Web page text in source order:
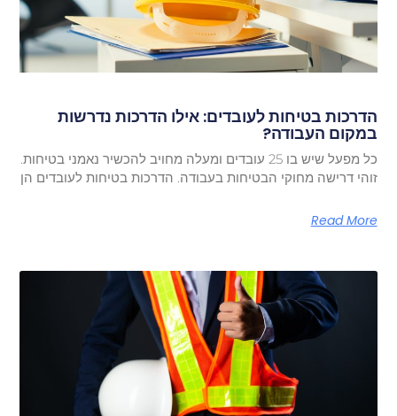
הדרכות בטיחות לעובדים: אילו הדרכות נדרשות
במקום העבודה?
כל מפעל שיש בו 25 עובדים ומעלה מחויב להכשיר נאמני בטיחות.
זוהי דרישה מחוקי הבטיחות בעבודה. הדרכות בטיחות לעובדים הן
Read More